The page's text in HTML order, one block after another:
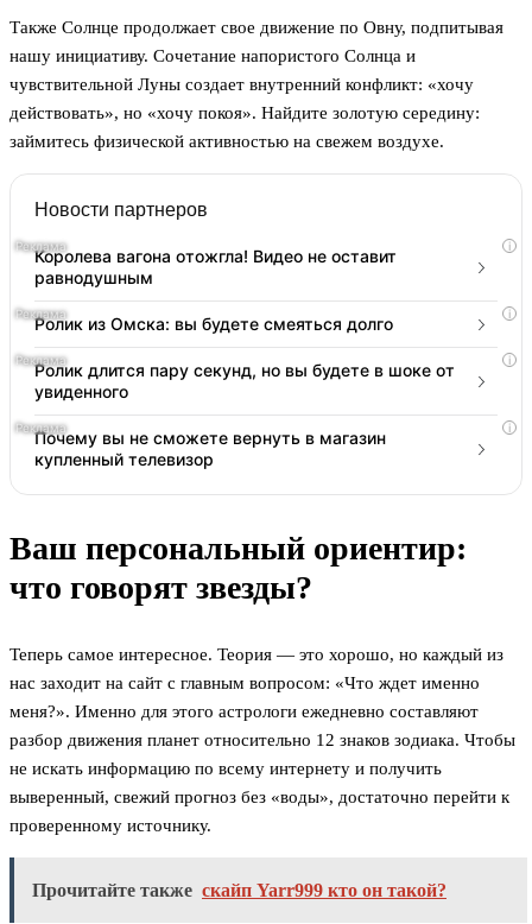
Также Солнце продолжает свое движение по Овну, подпитывая
нашу инициативу. Сочетание напористого Солнца и
чувствительной Луны создает внутренний конфликт: «хочу
действовать», но «хочу покоя». Найдите золотую середину:
займитесь физической активностью на свежем воздухе.
Новости партнеров
i
Королева вагона отожгла! Видео не оставит
равнодушным
i
Ролик из Омска: вы будете смеяться долго
i
Ролик длится пару секунд, но вы будете в шоке от
увиденного
i
Почему вы не сможете вернуть в магазин
купленный телевизор
Ваш персональный ориентир:
что говорят звезды?
Теперь самое интересное. Теория — это хорошо, но каждый из
нас заходит на сайт с главным вопросом: «Что ждет именно
меня?». Именно для этого астрологи ежедневно составляют
разбор движения планет относительно 12 знаков зодиака. Чтобы
не искать информацию по всему интернету и получить
выверенный, свежий прогноз без «воды», достаточно перейти к
проверенному источнику.
Прочитайте также скайп Yarr999 кто он такой?